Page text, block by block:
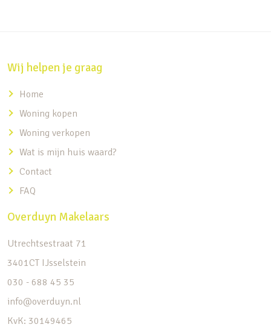
Wij helpen je graag
Home
Woning kopen
Woning verkopen
Wat is mijn huis waard?
Contact
FAQ
Overduyn Makelaars
Utrechtsestraat 71
3401CT IJsselstein
030 - 688 45 35
info@overduyn.nl
KvK: 30149465